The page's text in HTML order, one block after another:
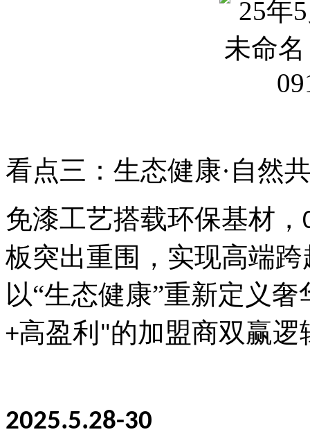
看点三：生态健康·自然
免漆工艺搭载环保基材，
板突出重围，实现高端
以“生态健康”重新定义
+高盈利 "的加盟商双赢逻
2025.5.28-30